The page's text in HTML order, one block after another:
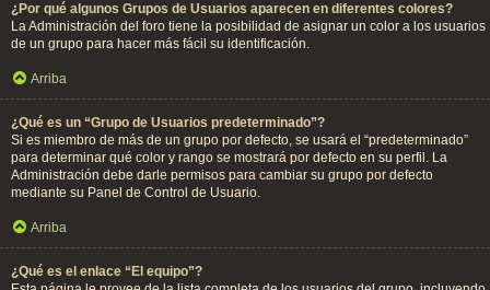
¿Por qué algunos Grupos de Usuarios aparecen en diferentes colores?
La Administración del foro tiene la posibilidad de asignar un color a los usuarios
de un grupo para hacer más fácil su identificación.
Arriba
¿Qué es un “Grupo de Usuarios predeterminado”?
Si es miembro de más de un grupo por defecto, se usará el “predeterminado”
para determinar qué color y rango se mostrará por defecto en su perfil. La
Administración debe darle permisos para cambiar su grupo por defecto
mediante su Panel de Control de Usuario.
Arriba
¿Qué es el enlace “El equipo”?